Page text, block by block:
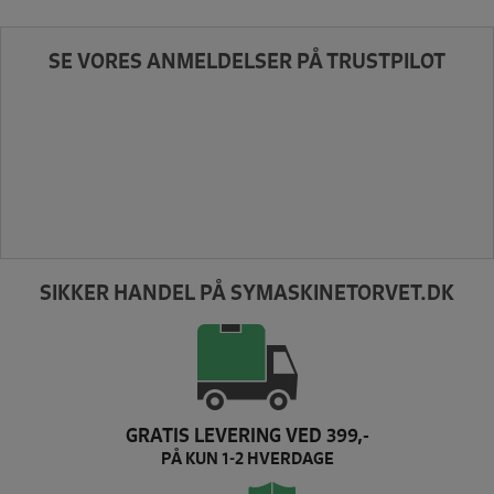
SE VORES ANMELDELSER PÅ TRUSTPILOT
SIKKER HANDEL PÅ SYMASKINETORVET.DK
GRATIS LEVERING VED 399,-
PÅ KUN 1-2 HVERDAGE